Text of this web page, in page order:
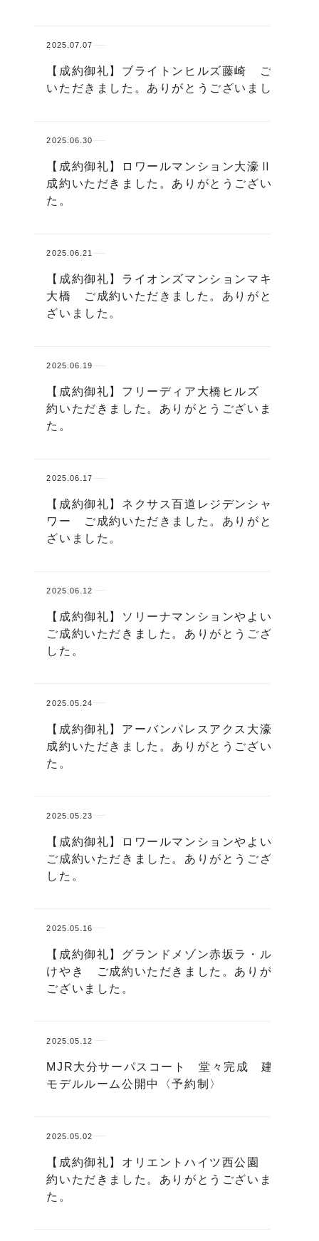
2025.07.07
【成約御礼】ブライトンヒルズ藤崎 ご成約
いただきました。ありがとうございました。
2025.06.30
【成約御礼】ロワールマンション大濠Ⅱ ご
成約いただきました。ありがとうございまし
た。
2025.06.21
【成約御礼】ライオンズマンションマキシム
大橋 ご成約いただきました。ありがとうご
ざいました。
2025.06.19
【成約御礼】フリーディア大橋ヒルズ ご成
約いただきました。ありがとうございまし
た。
2025.06.17
【成約御礼】ネクサス百道レジデンシャルタ
ワー ご成約いただきました。ありがとうご
ざいました。
2025.06.12
【成約御礼】ソリーナマンションやよい坂
ご成約いただきました。ありがとうございま
した。
2025.05.24
【成約御礼】アーバンパレスアクス大濠 ご
成約いただきました。ありがとうございまし
た。
2025.05.23
【成約御礼】ロワールマンションやよい坂
ご成約いただきました。ありがとうございま
した。
2025.05.16
【成約御礼】グランドメゾン赤坂ラ・ルード
けやき ご成約いただきました。ありがとう
ございました。
2025.05.12
MJR大分サーパスコート 堂々完成 建物内
モデルルーム公開中〈予約制〉
2025.05.02
【成約御礼】オリエントハイツ西公園 ご成
約いただきました。ありがとうございまし
た。